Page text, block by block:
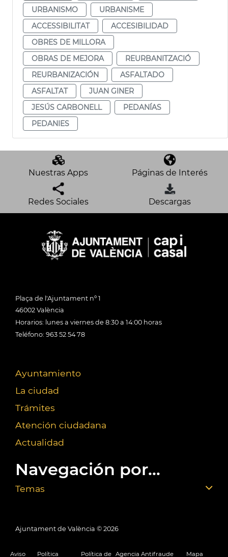
URBANISMO
URBANISME
ACCESSIBILITAT
ACCESIBILIDAD
OBRES DE MILLORA
OBRAS DE MEJORA
REURBANITZACIÓ
REURBANIZACIÓN
ASFALTADO
ASFALTAT
JUAN GINER
JESÚS CARBONELL
PEDANÍAS
PEDANIES
Nuestras Apps Páginas de Interés
Redes Sociales Descargas
Plaça de l'Ajuntament nº 1
46002 València
Horarios: lunes a viernes de 8:30 a 14:00 horas
Teléfono: 963 52 54 78
Ayuntamiento
La ciudad
Trámites
Atención ciudadana
Actualidad
Navegación por...
Temas
Ajuntament de València © 2026
Aviso Política Política de Agencia Antifraude Mapa